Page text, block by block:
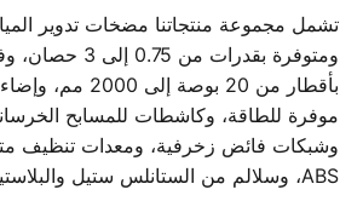
تشمل مجموعة منتجاتنا مضخات تدوير المياه
ومتوفرة بقدرات
موفرة للطاقة، وكاشطات للمسابح
وشبكات فائض زخرفية، ومعدات تنظيف
ABS، وسلالم من الستانلس ستيل والبلاستيك.